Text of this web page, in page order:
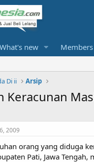
What's new Members
Di ii Arsip
Keracunan
2009
orang yang diduga
Pati, Jawa